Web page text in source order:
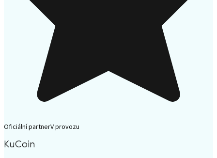
Oficiální partnerV provozu
KuCoin